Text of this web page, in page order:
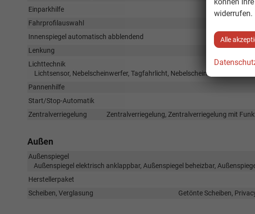
Einparkhilfe
Park
Fahrprofilauswahl
Innenspiegel automatisch abblendend
Lenkung
Lichttechnik
Lichtsensor, Nebelscheinwerfer, Tagfahrlicht, Nebelscheinwerfer mit
Pannenhilfe
Start/Stop-Automatik
Zentralverriegelung
Zentralverriegelung, Zentralverriegelung mit
Außen
Außenspiegel
Außenspiegel elektrisch anklappbar, Außenspiegel beheizbar,
Herstellerpaket
Scheiben, Verglasung
Getönte Scheiben,
widerrufen.
Alle